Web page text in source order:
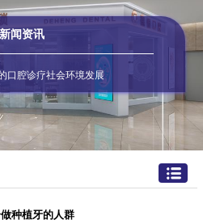
闻资讯
口腔诊疗社会环境发展
种植牙的人群